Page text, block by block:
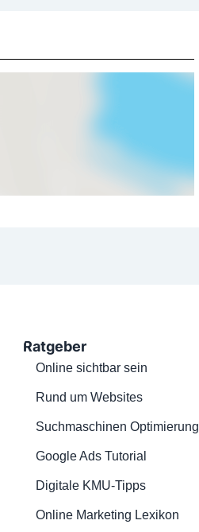
Ratgeber
Online sichtbar sein
Rund um Websites
Suchmaschinen Optimierung
Google Ads Tutorial
Digitale KMU-Tipps
Online Marketing Lexikon